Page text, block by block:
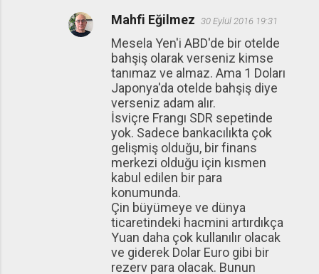
Mahfi Eğilmez 30 Eylül 2016 19:31
Mesela Yen'i ABD'de bir otelde
bahşiş olarak verseniz kimse
tanımaz ve almaz. Ama 1 Doları
Japonya'da otelde bahşiş diye
verseniz adam alır.
İsviçre Frangı SDR sepetinde
yok. Sadece bankacılıkta çok
gelişmiş olduğu, bir finans
merkezi olduğu için kısmen
kabul edilen bir para
konumunda.
Çin büyümeye ve dünya
ticaretindeki hacmini artırdıkça
Yuan daha çok kullanılır olacak
ve giderek Dolar Euro gibi bir
rezerv para olacak. Bunun